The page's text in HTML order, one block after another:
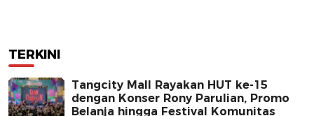
TERKINI
Tangcity Mall Rayakan HUT ke-15
dengan Konser Rony Parulian, Promo
Belanja hingga Festival Komunitas